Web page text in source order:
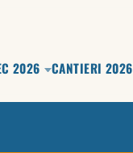
2026 CANTIERI 2026